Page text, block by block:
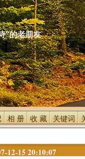
"的老朋友
相 册 收 藏 关键词
12-15 20:10:07